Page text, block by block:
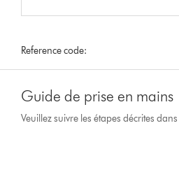
Reference code:
Guide de prise en mains
Veuillez suivre les étapes décrites